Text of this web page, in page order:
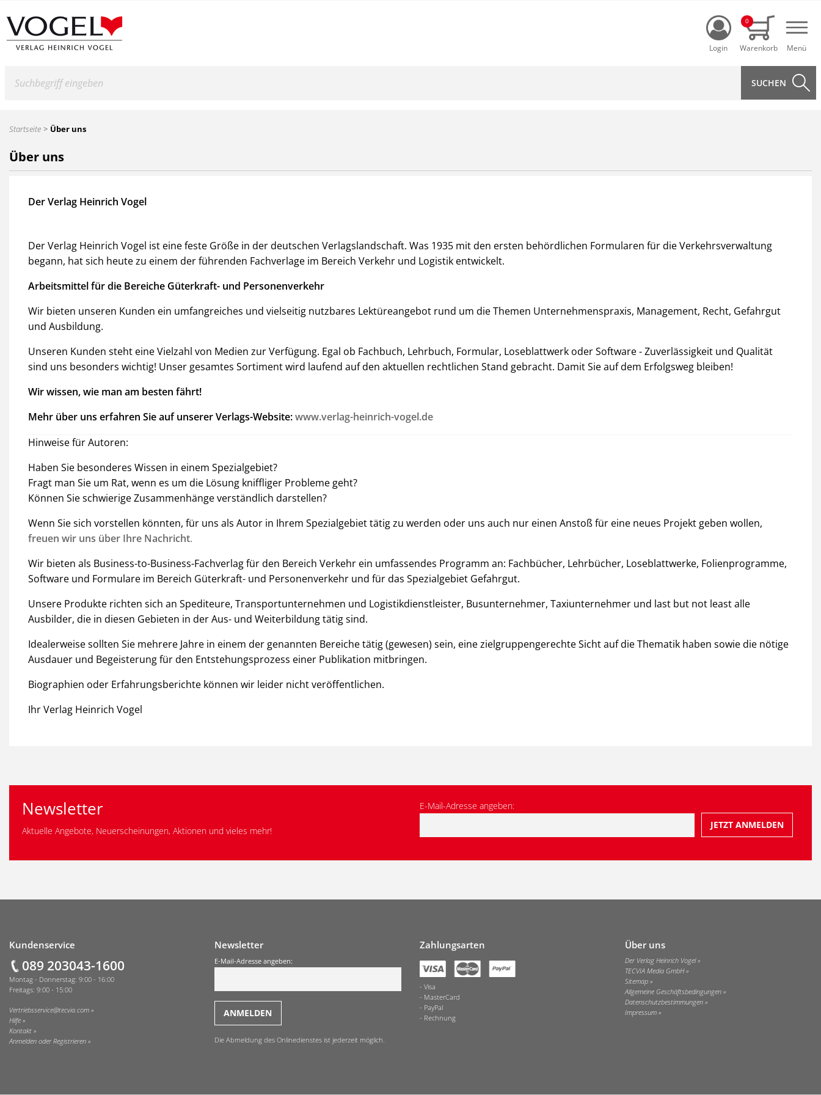
Login
0
Startseite Über uns
Über uns
Der Verlag Heinrich Vogel
Der Verlag Heinrich Vogel ist eine feste Größe in der deutschen Verlagslandschaft. Was 1935 mit den ersten behördlichen Formularen für die Verkehrsverwaltung
begann, hat sich heute zu einem der führenden Fachverlage im Bereich Verkehr und Logistik entwickelt.
Arbeitsmittel für die Bereiche Güterkraft- und Personenverkehr
Wir bieten unseren Kunden ein umfangreiches und vielseitig nutzbares Lektüreangebot rund um die Themen Unternehmenspraxis, Management, Recht, Gefahrgut
und Ausbildung.
Unseren Kunden steht eine Vielzahl von Medien zur Verfügung. Egal ob Fachbuch, Lehrbuch, Formular, Loseblattwerk oder Software - Zuverlässigkeit und Qualität
sind uns besonders wichtig! Unser gesamtes Sortiment wird laufend auf den aktuellen rechtlichen Stand gebracht. Damit Sie auf dem Erfolgsweg bleiben!
Wir wissen, wie man am besten fährt!
Mehr über uns erfahren Sie auf unserer Verlags-Website:www.verlag-heinrich-vogel.de
Hinweise für Autoren:
Haben Sie besonderes Wissen in einem Spezialgebiet?
Fragt man Sie um Rat, wenn es um die Lösung kniffliger Probleme geht?
Können Sie schwierige Zusammenhänge verständlich darstellen?
Wenn Sie sich vorstellen könnten, für uns als Autor in Ihrem Spezialgebiet tätig zu werden oder uns auch nur einen Anstoß für eine neues Projekt geben wollen,
freuen wir uns über Ihre Nachricht.
Wir bieten als Business-to-Business-Fachverlag für den Bereich Verkehr ein umfassendes Programm an: Fachbücher, Lehrbücher, Loseblattwerke, Folienprogramme,
Software und Formulare im Bereich Güterkraft- und Personenverkehr und für das Spezialgebiet Gefahrgut.
Unsere Produkte richten sich an Spediteure, Transportunternehmen und Logistikdienstleister, Busunternehmer, Taxiunternehmer und last but not least alle
Ausbilder, die in diesen Gebieten in der Aus- und Weiterbildung tätig sind.
Idealerweise sollten Sie mehrere Jahre in einem der genannten Bereiche tätig (gewesen) sein, eine zielgruppengerechte Sicht auf die Thematik haben sowie die nötige
Ausdauer und Begeisterung für den Entstehungsprozess einer Publikation mitbringen.
Biographien oder Erfahrungsberichte können wir leider nicht veröffentlichen.
Ihr Verlag Heinrich Vogel
Newsletter
Aktuelle Angebote, Neuerscheinungen, Aktionen und vieles mehr!
E-Mail-Adresse angeben:
Fußzeile
Kundenservice
089 203043-1600
Montag - Donnerstag: 9:00 - 16:00
Freitags: 9:00 - 15:00
Vertriebsservice@tecvia.com
Hilfe
Kontakt
Anmelden oder Registrieren
Newsletter
E-Mail-Adresse angeben:
Die Abmeldung des Onlinedienstes ist jederzeit möglich.
Zahlungsarten
Visa
MasterCard
PayPal
Rechnung
Über uns
Der Verlag Heinrich Vogel
TECVIA Media GmbH
Sitemap
Allgemeine Geschäftsbedingungen
Datenschutzbestimmungen
Impressum